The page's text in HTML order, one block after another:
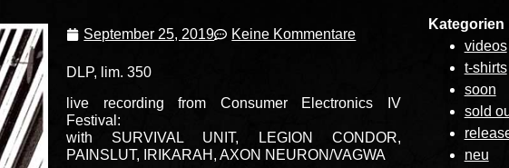
September 25, 2019 Keine Kommentare
DLP, lim. 350
live recording from Consumer Electronics IV
Festival:
with SURVIVAL UNIT, LEGION CONDOR,
PAINSLUT, IRIKARAH, AXON NEURON/VAGWA
Kategorien
videos
t-shirts
soon
sold
neu